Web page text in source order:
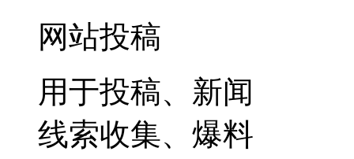
网站投稿
用于投稿、新闻
线索收集、爆料